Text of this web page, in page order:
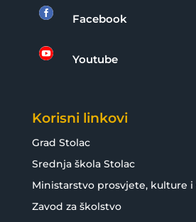
 Facebook
 Youtube
Korisni linkovi
Grad Stolac
Srednja škola Stolac
Ministarstvo prosvjete, kulture i
Zavod za školstvo